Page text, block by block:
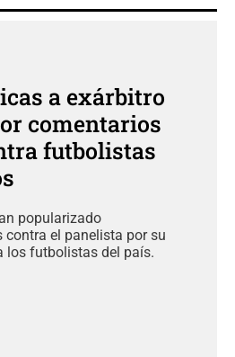
a exárbitro
comentarios
futbolistas
popularizado
contra el panelista por su
los futbolistas del país.